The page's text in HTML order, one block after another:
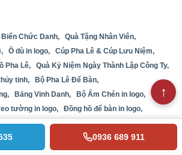
Biển Chức Danh,
Quà Tặng Nhân Viên,
Ô dù in logo,
Cúp Pha Lê & Cúp Lưu Niệm,
Pha Lê,
Quà Kỷ Niệm Ngày Thành Lập Công Ty,
tinh,
Bộ Pha Lê Để Bàn,
Bảng Vinh Danh,
Bộ Ấm Chén in logo,
tường in logo,
Đồng hồ để bàn in logo,
Mạ Vàng,
Quà Tặng Đại Hội Đảng,
Pha Lê 3D, 0936 689 911